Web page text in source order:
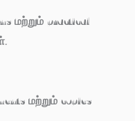
மற்றும் practical
மற்றும் copies